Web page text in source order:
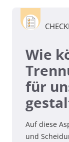
Wie
für
Auf diese
und